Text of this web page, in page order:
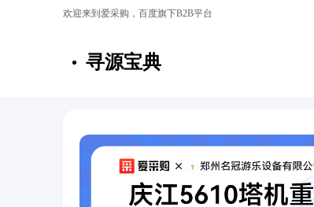
欢迎来到爱采购，百度旗下B2B平台
寻源宝典